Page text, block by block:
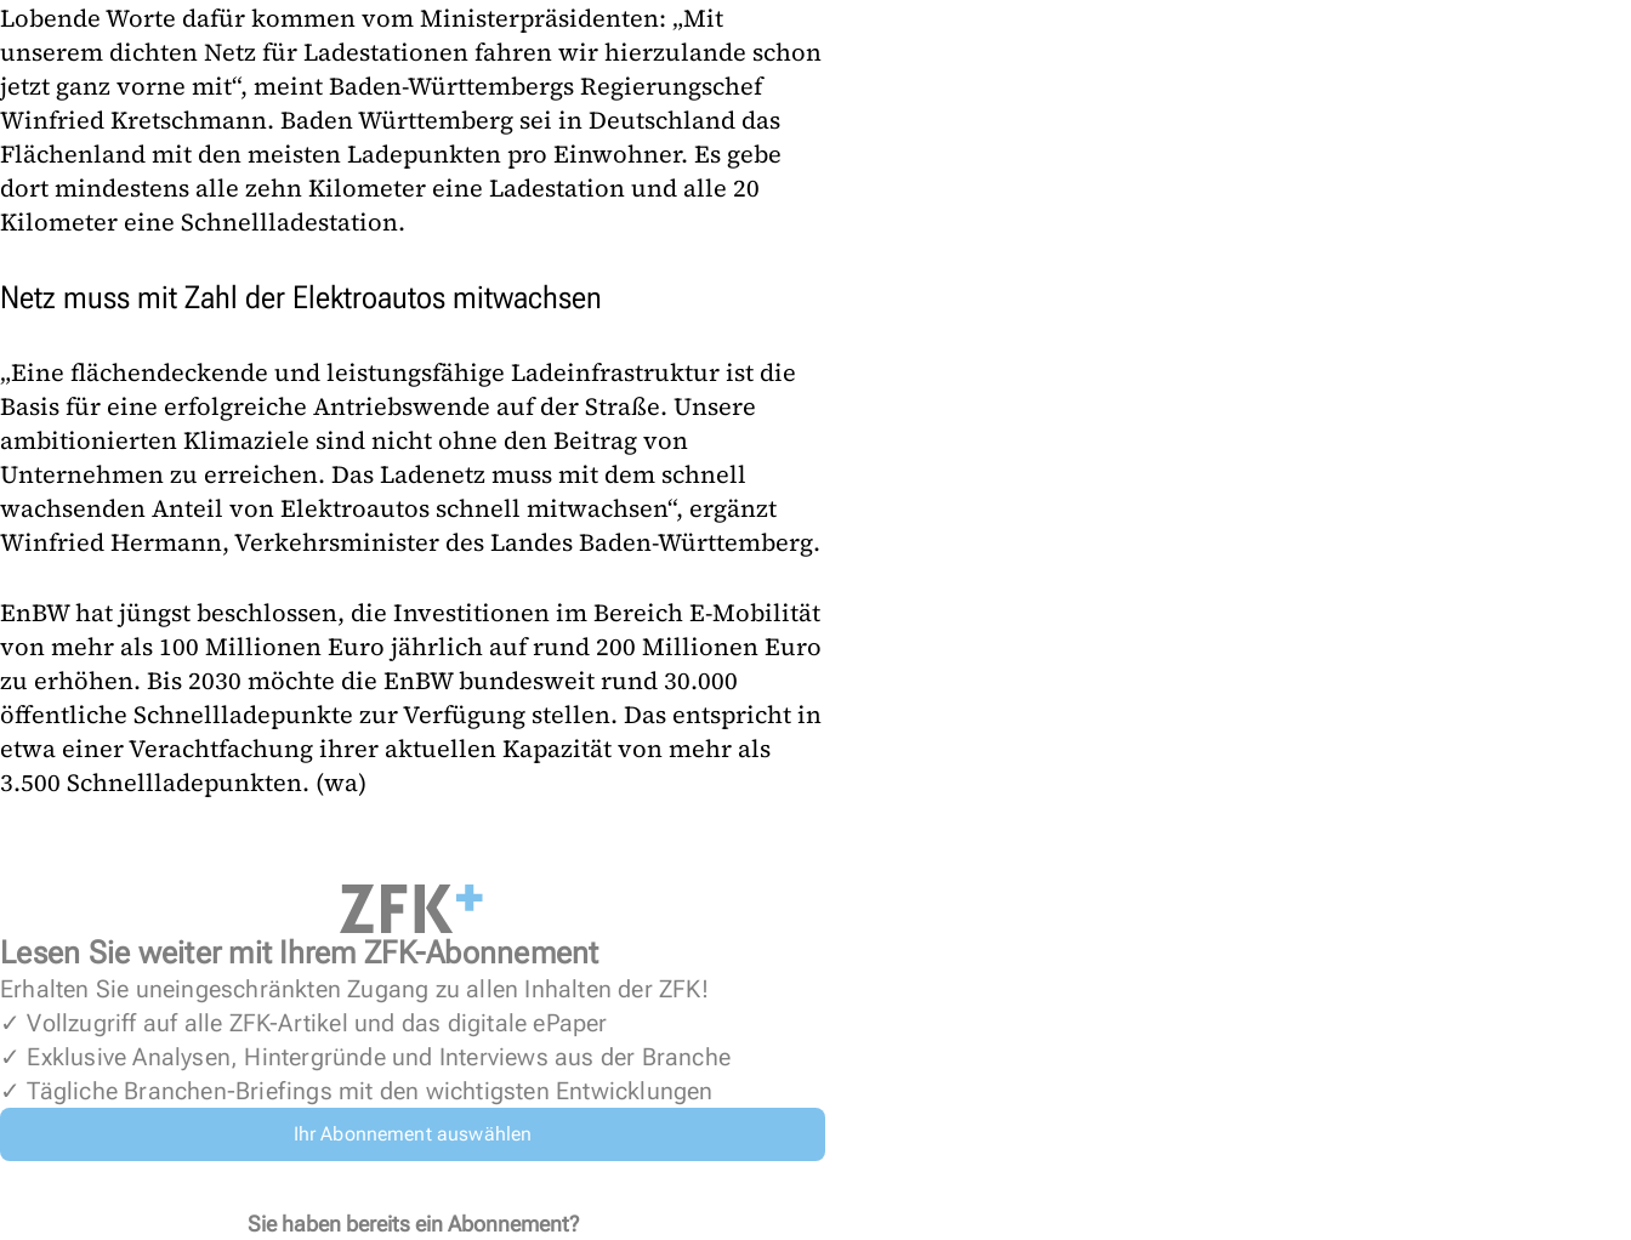
Lobende Worte dafür kommen vom Ministerpräsidenten: „Mit
unserem dichten Netz für Ladestationen fahren wir hierzulande schon
jetzt ganz vorne mit“, meint Baden-Württembergs Regierungschef
Winfried Kretschmann. Baden Württemberg sei in Deutschland das
Flächenland mit den meisten Ladepunkten pro Einwohner. Es gebe
dort mindestens alle zehn Kilometer eine Ladestation und alle 20
Kilometer eine Schnellladestation.
Netz muss mit Zahl der Elektroautos mitwachsen
„Eine flächendeckende und leistungsfähige Ladeinfrastruktur ist die
Basis für eine erfolgreiche Antriebswende auf der Straße. Unsere
ambitionierten Klimaziele sind nicht ohne den Beitrag von
Unternehmen zu erreichen. Das Ladenetz muss mit dem schnell
wachsenden Anteil von Elektroautos schnell mitwachsen“, ergänzt
Winfried Hermann, Verkehrsminister des Landes Baden-Württemberg.
EnBW hat jüngst beschlossen, die Investitionen im Bereich E-Mobilität
von mehr als 100 Millionen Euro jährlich auf rund 200 Millionen Euro
zu erhöhen. Bis 2030 möchte die EnBW bundesweit rund 30.000
öffentliche Schnellladepunkte zur Verfügung stellen. Das entspricht in
etwa einer Verachtfachung ihrer aktuellen Kapazität von mehr als
3.500 Schnellladepunkten. (wa)
Lesen Sie weiter mit Ihrem ZFK-Abonnement
Erhalten Sie uneingeschränkten Zugang zu allen Inhalten der ZFK!
✓ Vollzugriff auf alle ZFK-Artikel und das digitale ePaper
✓ Exklusive Analysen, Hintergründe und Interviews aus der Branche
✓ Tägliche Branchen-Briefings mit den wichtigsten Entwicklungen
Ihr Abonnement auswählen
Sie haben bereits ein Abonnement?